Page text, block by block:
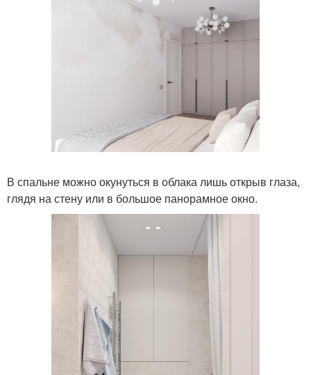
В спальне можно окунуться в облака лишь открыв глаза,
глядя на стену или в большое панорамное окно.